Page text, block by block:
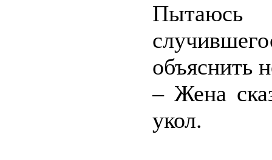
Пытаюсь
объяснить
– Жена
укол.